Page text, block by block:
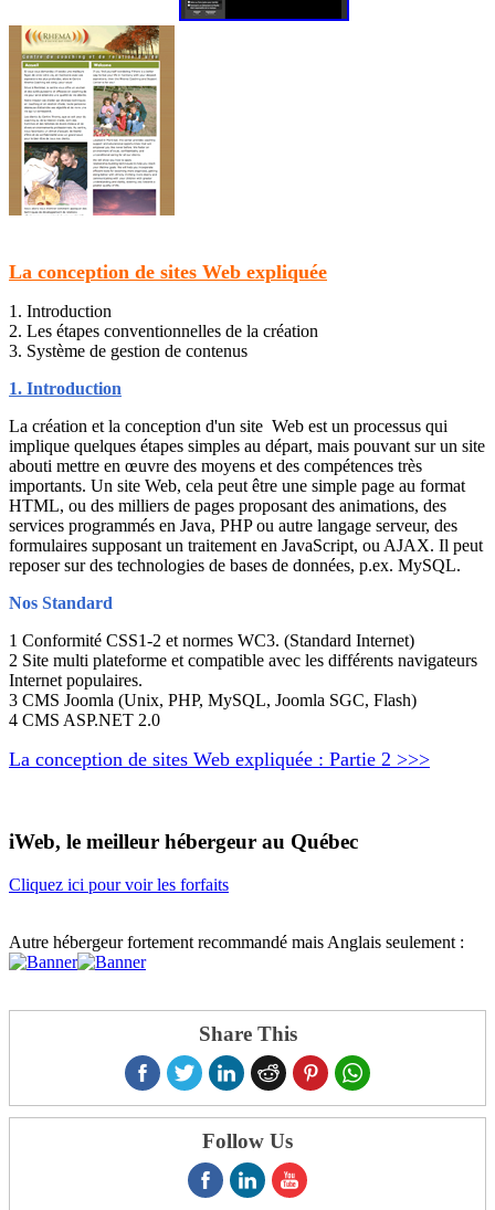
La conception de sites Web expliquée
1. Introduction
2. Les étapes conventionnelles de la création
3. Système de gestion de contenus
1. Introduction
La création et la conception d'un site Web est un processus qui
implique quelques étapes simples au départ, mais pouvant sur un site
abouti mettre en œuvre des moyens et des compétences très
importants. Un site Web, cela peut être une simple page au format
HTML, ou des milliers de pages proposant des animations, des
services programmés en Java, PHP ou autre langage serveur, des
formulaires supposant un traitement en JavaScript, ou AJAX. Il peut
reposer sur des technologies de bases de données, p.ex. MySQL.
Nos Standard
1 Conformité CSS1-2 et normes WC3. (Standard Internet)
2 Site multi plateforme et compatible avec les différents navigateurs
Internet populaires.
3 CMS Joomla (Unix, PHP, MySQL, Joomla SGC, Flash)
4 CMS ASP.NET 2.0
La conception de sites Web expliquée : Partie 2 >>>
iWeb, le meilleur hébergeur au Québec
Cliquez ici pour voir les forfaits
Autre hébergeur fortement recommandé mais Anglais seulement :
Share This
Follow Us